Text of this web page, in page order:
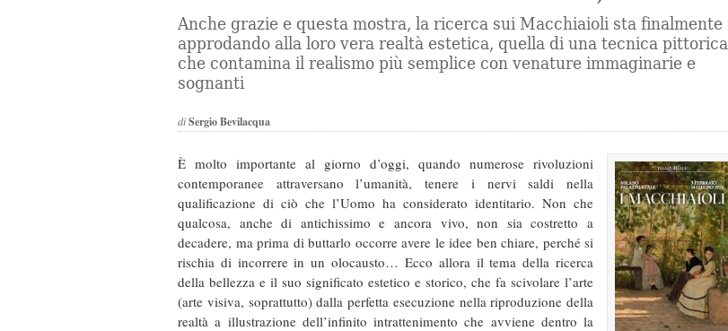
Anche grazie e questa mostra, la ricerca sui Macchiaioli sta finalmente
approdando alla loro vera realtà estetica, quella di una tecnica pittorica
che contamina il realismo più semplice con venature immaginarie e
sognanti
diSergio Bevilacqua
È molto importante al giorno d’oggi, quando numerose rivoluzioni
contemporanee attraversano l’umanità, tenere i nervi saldi nella
qualificazione di ciò che l’Uomo ha considerato identitario. Non che
qualcosa, anche di antichissimo e ancora vivo, non sia costretto a
decadere, ma prima di buttarlo occorre avere le idee ben chiare, perché si
rischia di incorrere in un olocausto… Ecco allora il tema della ricerca
della bellezza e il suo significato estetico e storico, che fa scivolare l’arte
(arte visiva, soprattutto) dalla perfetta esecuzione nella riproduzione della
realtà a illustrazione dell’infinito intrattenimento che avviene dentro la